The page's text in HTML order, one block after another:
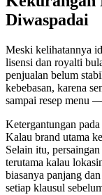
Diwaspadai
Meski kelihatannya
lisensi dan royalti
penjualan belum
kebebasan, karena
sampai resep menu
Ketergantungan
Kalau brand utama
Selain itu,
terutama kalau
biasanya panjang
setiap klausul